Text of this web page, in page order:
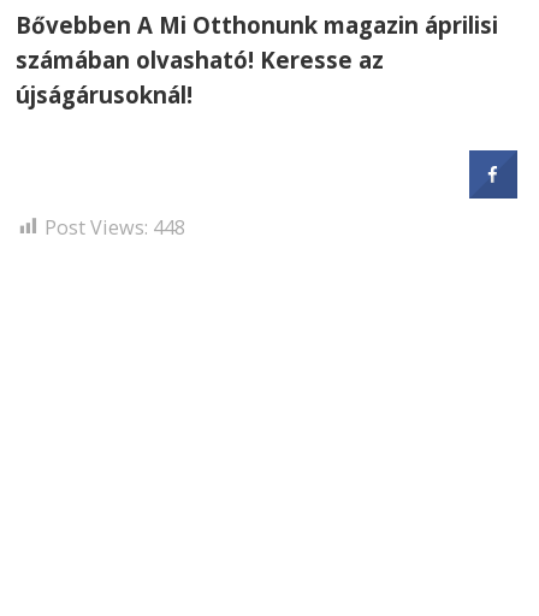
Bővebben A Mi Otthonunk magazin áprilisi
számában olvasható! Keresse az
újságárusoknál!
Post Views: 448
Bejegyzés
navigáció